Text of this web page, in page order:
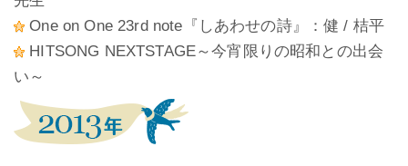
One on One 23rd note『しあわせの詩』：健 / 桔平
HITSONG NEXTSTAGE～今宵限りの昭和との出会
い～